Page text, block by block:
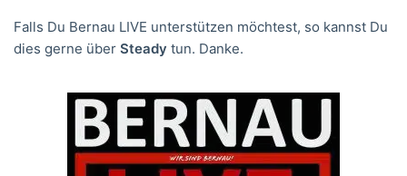
Falls Du Bernau LIVE unterstützen möchtest, so kannst Du
dies gerne über Steady tun. Danke.